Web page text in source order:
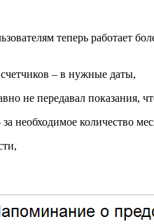
теперь работает
– в нужные даты,
не передавал показания,
необходимое количество